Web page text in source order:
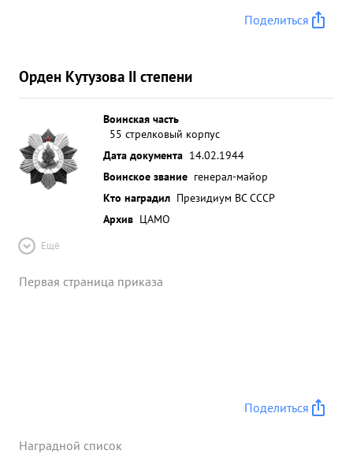
Поделиться
Орден Кутузова II степени
Воинская часть
55 стрелковый корпус
Дата документа 14.02.1944
Воинское звание генерал-майор
Кто наградил Президиум ВС СССР
Архив ЦАМО
Ещё
Первая страница приказа
Поделиться
Наградной список